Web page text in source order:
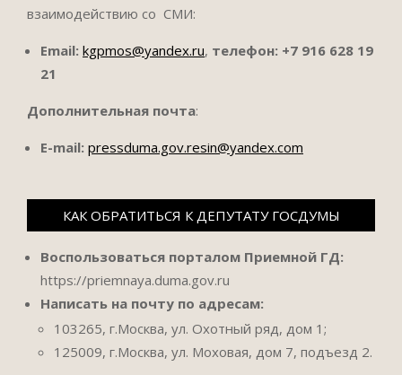
взаимодействию со СМИ:
Email: kgpmos@yandex.ru, телефон: +7 916 628 19
21
Дополнительная почта:
E-mail: pressduma.gov.resin@yandex.com
КАК ОБРАТИТЬСЯ К ДЕПУТАТУ ГОСДУМЫ
Воспользоваться порталом Приемной ГД:
https://priemnaya.duma.gov.ru
Написать на почту по адресам:
103265, г.Москва, ул. Охотный ряд, дом 1;
125009, г.Москва, ул. Моховая, дом 7, подъезд 2.